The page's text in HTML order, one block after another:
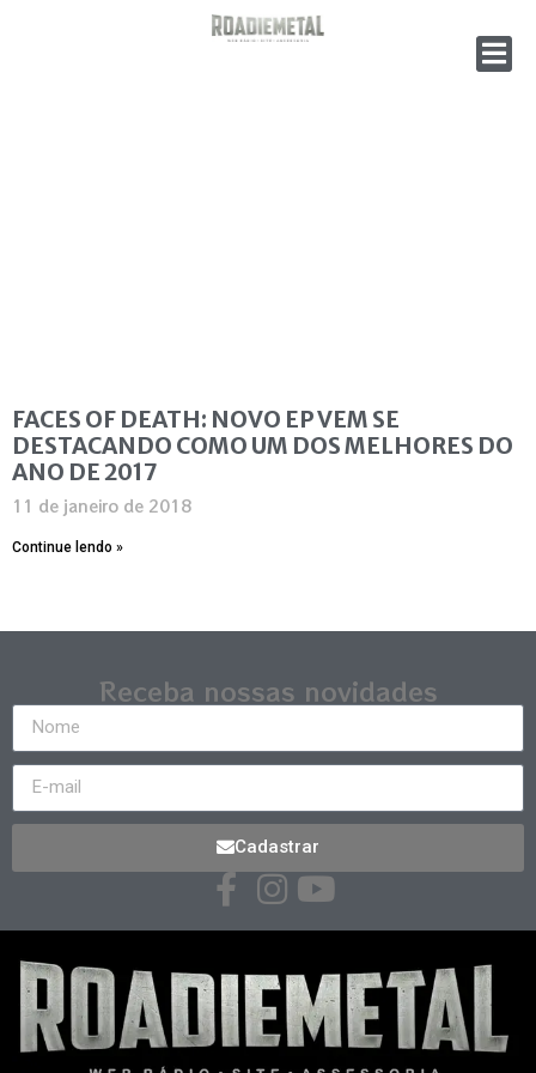
FACES OF DEATH: NOVO EP VEM SE
DESTACANDO COMO UM DOS MELHORES DO
ANO DE 2017
11 de janeiro de 2018
Continue lendo »
Receba nossas novidades
Cadastrar